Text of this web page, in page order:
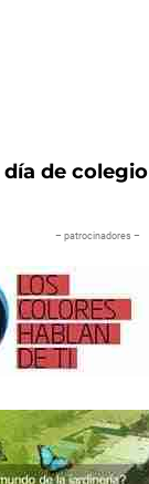
de colegio
– patrocinadores –